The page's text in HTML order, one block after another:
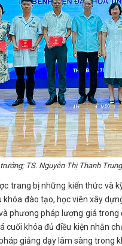
TS. Nguyễn Thị Thanh
trang bị những kiến thức và
khóa đào tạo, học viên xây
phương pháp lượng giá
cuối khóa đủ điều kiện nhận
giảng dạy lâm sàng trong